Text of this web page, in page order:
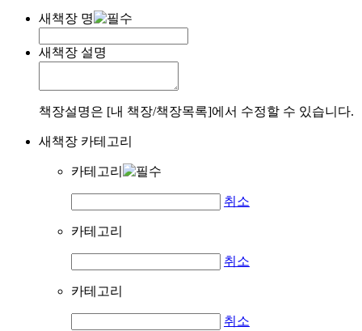
새책장 명
새책장 설명
책장설명은 [내 책장/책장목록]에서 수정할 수 있습니다.
새책장 카테고리
카테고리
취소
카테고리
취소
카테고리
취소